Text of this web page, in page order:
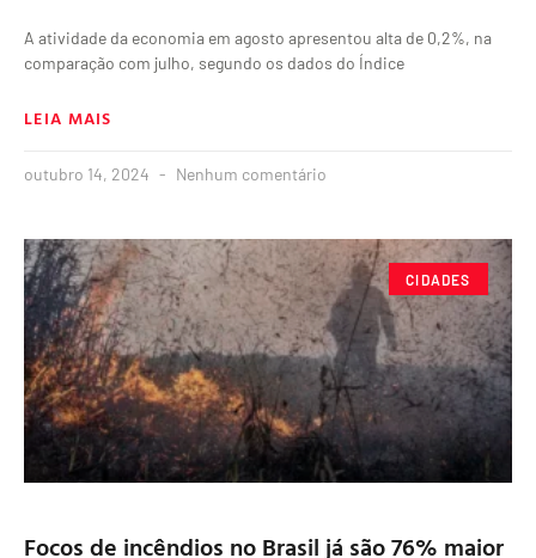
A atividade da economia em agosto apresentou alta de 0,2%, na
comparação com julho, segundo os dados do Índice
LEIA MAIS
outubro 14, 2024 Nenhum comentário
CIDADES
Focos de incêndios no Brasil já são 76% maior